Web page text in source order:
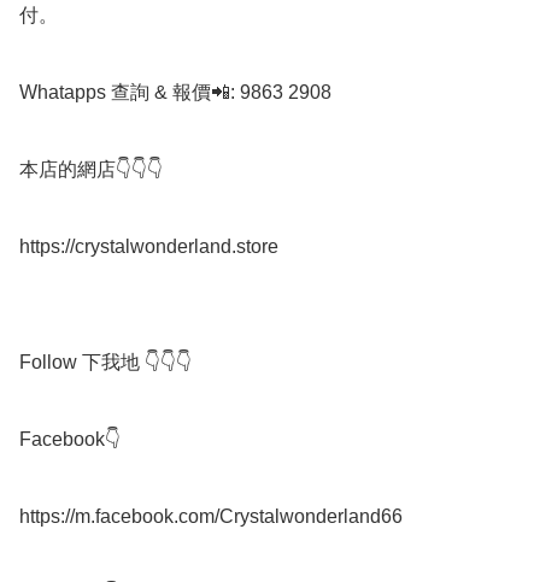
付。
Whatapps 查詢 & 報價📲: 9863 2908
本店的網店👇👇👇
https://crystalwonderland.store
Follow 下我地 👇👇👇
Facebook👇
https://m.facebook.com/Crystalwonderland66